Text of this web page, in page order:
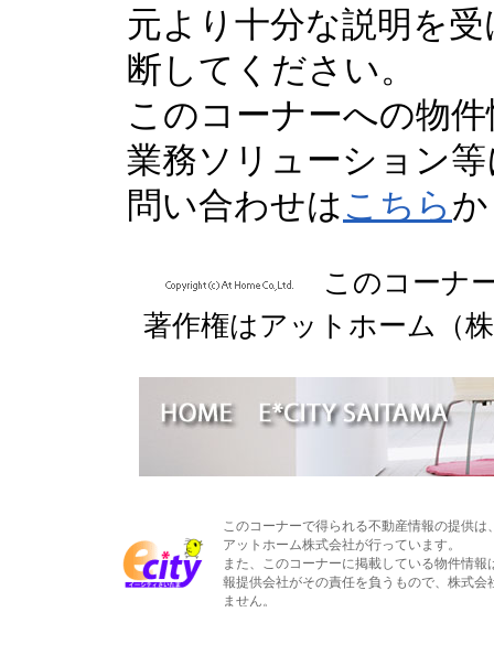
元より十分な説明を
断してください。
このコーナーへの物
業務ソリューション
問い合わせはこちら
このコーナ
著作権はアットホーム（